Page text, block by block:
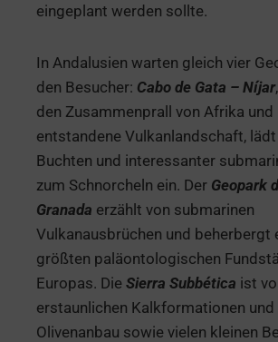
eingeplant werden sollte.
In Andalusien warten gleich vier
den Besucher: Cabo de Gata – Níjar
den Zusammenprall von Afrika und
entstandene Vulkanlandschaft,
Buchten und interessanter
zum Schnorcheln ein. Der Geopark
Granada erzählt von submarinen
Vulkanausbrüchen und beherbergt
größten paläontologischen
Europas. Die Sierra Subbética ist
erstaunlichen Kalkformationen und
Olivenanbau sowie vielen kleinen